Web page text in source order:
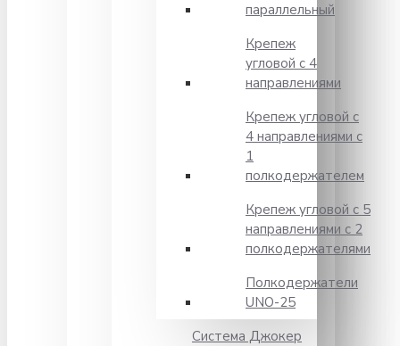
параллельный
Крепеж
угловой с 4
направлениями
Крепеж угловой с
4 направлениями с
1
полкодержателем
Крепеж угловой с 5
направлениями с 2
полкодержателями
Полкодержатели
UNO-25
Система Джокер